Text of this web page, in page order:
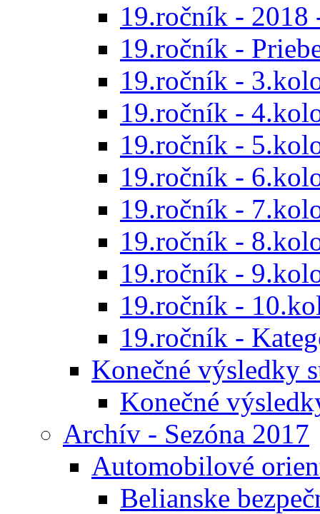
19.ročník - 2018
19.ročník -
19.ročník -
19.ročník -
19.ročník -
19.ročník -
19.ročník -
19.ročník -
19.ročník -
19.ročník -
19.ročník -
Konečné výsledky
Konečné
Archív - Sezóna 2017
Automobilové
Belianske